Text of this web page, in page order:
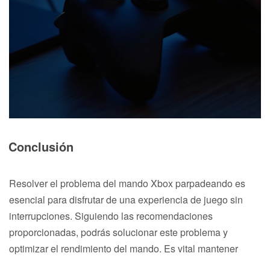
Conclusión
Resolver el problema del mando Xbox parpadeando es
esencial para disfrutar de una experiencia de juego sin
interrupciones. Siguiendo las recomendaciones
proporcionadas, podrás solucionar este problema y
optimizar el rendimiento del mando. Es vital mantener